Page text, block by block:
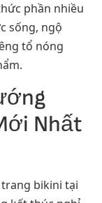
phần nhiều
sống, ngộ
tổ nóng
Nhất
bikini tại